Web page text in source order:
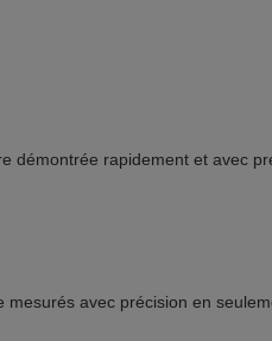
démontrée rapidement et avec
avec précision en